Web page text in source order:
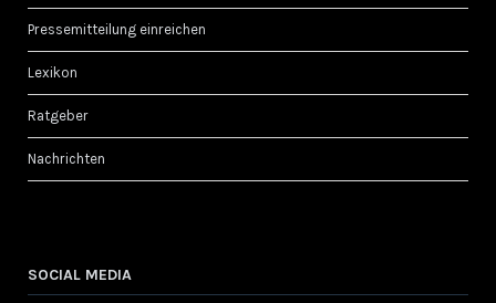
Pressemitteilung einreichen
Lexikon
Ratgeber
Nachrichten
SOCIAL MEDIA